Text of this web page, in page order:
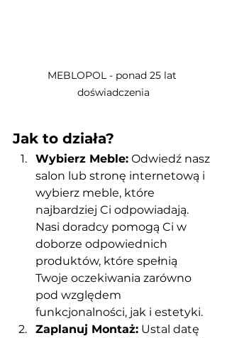
MEBLOPOL - ponad 25 lat
doświadczenia
Jak to działa?
Wybierz Meble: Odwiedź nasz
salon lub stronę internetową i
wybierz meble, które
najbardziej Ci odpowiadają.
Nasi doradcy pomogą Ci w
doborze odpowiednich
produktów, które spełnią
Twoje oczekiwania zarówno
pod względem
funkcjonalności, jak i estetyki.
Zaplanuj Montaż: Ustal datę